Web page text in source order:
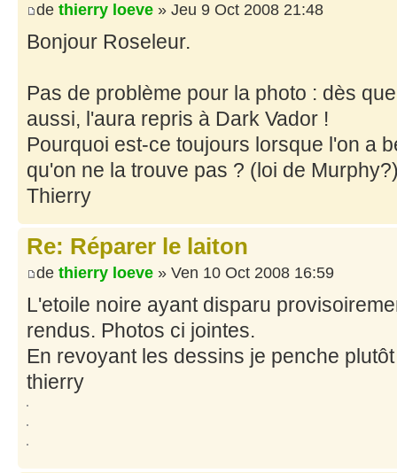
de thierry loeve » Jeu 9 Oct 2008 21:48
Bonjour Roseleur.
Pas de problème pour la photo : dès
aussi, l'aura repris à Dark Vador !
Pourquoi est-ce toujours lorsque l'on a
qu'on ne la trouve pas ? (loi de
Thierry
Re: Réparer le laiton
de thierry loeve » Ven 10 Oct 2008 16:59
L'etoile noire ayant disparu
rendus. Photos ci jointes.
En revoyant les dessins je penche
thierry